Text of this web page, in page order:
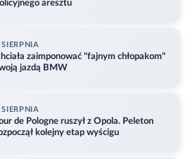
aresztu
SIERPNIA
zaimponować "fajnym chłopakom"
jazdą BMW
SIERPNIA
de Pologne ruszył z Opola. Peleton
kolejny etap wyścigu